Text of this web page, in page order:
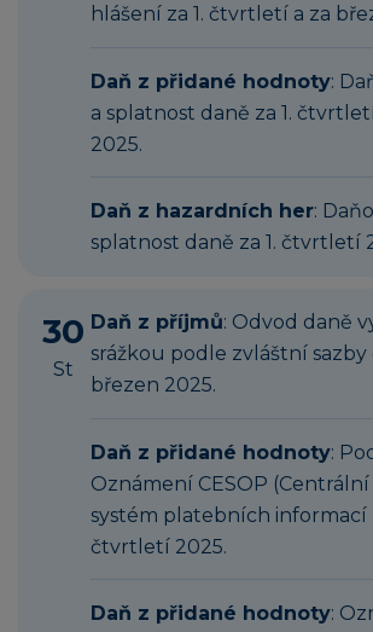
hlášení za 1. čtvrtletí a za
Daň z přidané hodnoty:
a splatnost daně za 1.
2025.
Daň z hazardních her:
splatnost daně za 1. čtvrtletí
30
St
Daň z příjmů: Odvod daně
srážkou podle zvláštní sazby
březen 2025.
Daň z přidané hodnoty:
Oznámení CESOP
systém platebních informací )
čtvrtletí 2025.
Daň z přidané hodnoty: